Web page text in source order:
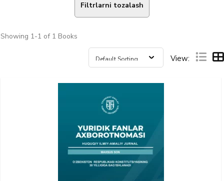
Filtrlarni tozalash
Showing 1-1 of 1 Books
View: